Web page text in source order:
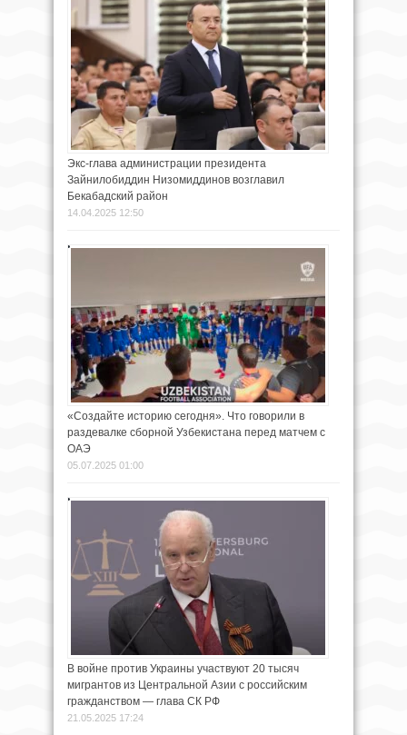
Экс-глава администрации президента
Зайнилобиддин Низомиддинов возглавил
Бекабадский район
14.04.2025 12:50
«Создайте историю сегодня». Что говорили в
раздевалке сборной Узбекистана перед матчем с
ОАЭ
05.07.2025 01:00
В войне против Украины участвуют 20 тысяч
мигрантов из Центральной Азии с российским
гражданством — глава СК РФ
21.05.2025 17:24